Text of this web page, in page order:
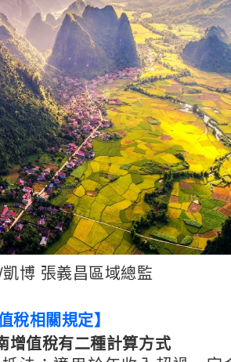
博 張義昌區域總監
稅相關規定】
增值稅有二種計算方式